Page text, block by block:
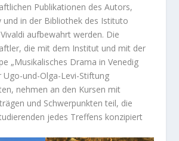
Publikationen des Autors,
und in der Bibliothek des Istituto
aufbewahrt werden. Die
die mit dem Institut und mit der
„Musikalisches Drama in Venedig
Ugo-und-Olga-Levi-Stiftung
nehmen an den Kursen mit
und Schwerpunkten teil, die
jedes Treffens konzipiert